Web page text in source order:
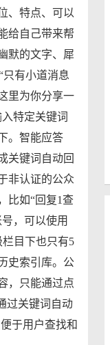
、特点、可以
给自己带来帮
默的文字、犀
只有小道消息
里为你分享一
特定关键词
。智能应答
关键词自动回
非认证的公众
比如“回复1查
，可以使用
目下也只有5
史索引库。公
，只能通过点
过关键词自动
于用户查找和